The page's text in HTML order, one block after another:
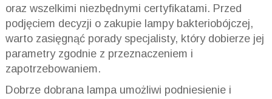
oraz wszelkimi niezbędnymi certyfikatami. Przed
podjęciem decyzji o zakupie lampy bakteriobójczej,
warto zasięgnąć porady specjalisty, który dobierze jej
parametry zgodnie z przeznaczeniem i
zapotrzebowaniem.
Dobrze dobrana lampa umożliwi podniesienie i